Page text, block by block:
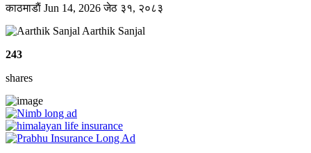
काठमाडाैं Jun 14, 2026जेठ ३१, २०८३
Aarthik Sanjal
243
shares